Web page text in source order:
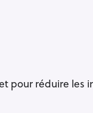
pour réduire les